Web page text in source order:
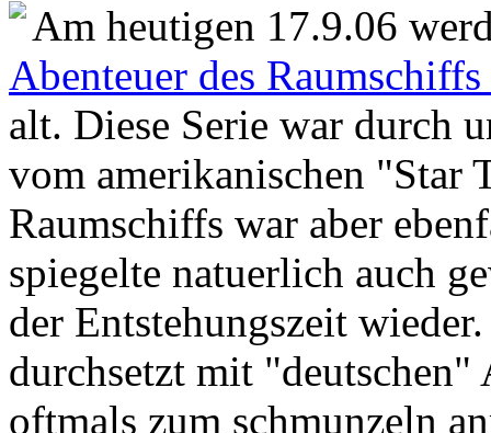
Am heutigen 17.9.06
Abenteuer des
alt. Diese Serie war durch
vom amerikanischen "Star
Raumschiffs war aber
spiegelte natuerlich auch
der Entstehungszeit
durchsetzt mit
oftmals zum schmunzeln